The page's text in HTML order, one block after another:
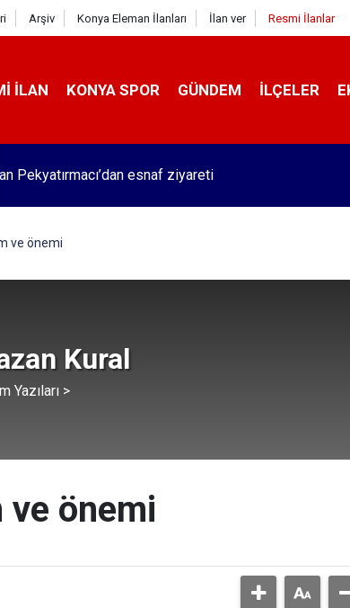
Arşiv Konya Eleman İlanları İlan ver Resmi İlanlar
İLAN KONYA SPOR GÜNDEM İLÇELER
Pekyatırmacı’dan esnaf ziyareti
ve önemi
Kural
Yazıları >
ve önemi